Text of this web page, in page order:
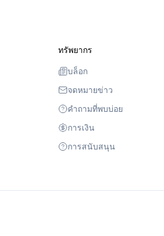
ทรัพยากร
บล็อก
จดหมายข่าว
คำถามที่พบบ่อย
การเงิน
การสนับสนุน